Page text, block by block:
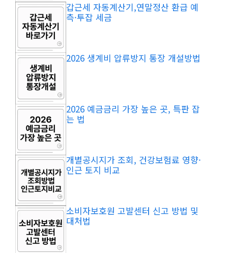
갑근세 자동계산기,연말정산 환급 예
측·투잡 세금
2026 생계비 압류방지 통장 개설방법
2026 예금금리 가장 높은 곳, 특판 잡
는 법
개별공시지가 조회, 건강보험료 영향·
인근 토지 비교
소비자보호원 고발센터 신고 방법 및
대처법